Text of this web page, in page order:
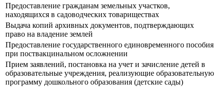
Предоставление гражданам земельных участков,
находящихся в садоводческих товариществах
Выдача копий архивных документов, подтверждающих
право на владение землей
Предоставление государственного единовременного пособия
при поствакцинальном осложнении
Прием заявлений, постановка на учет и зачисление детей в
образовательные учреждения, реализующие образовательную
программу дошкольного образования (детские сады)